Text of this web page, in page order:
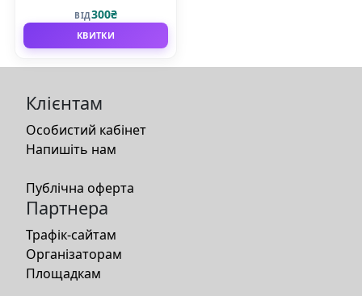
ВІД300₴
КВИТКИ
Клієнтам
Особистий кабінет
Напишіть нам
Публічна оферта
Партнера
Трафік-сайтам
Організаторам
Площадкам